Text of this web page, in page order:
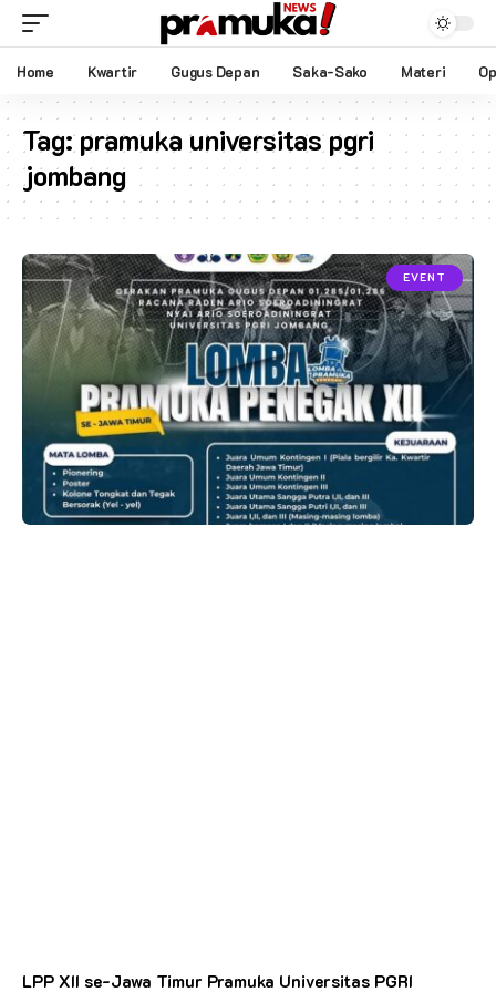
Home Kwartir Gugus Depan Saka-Sako Materi
Tag:pramuka universitas pgri
jombang
EVENT
LPP XII se-Jawa Timur Pramuka Universitas PGRI